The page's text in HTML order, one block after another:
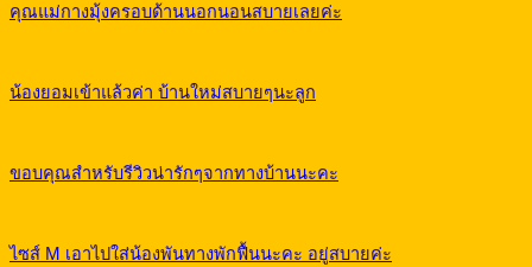
คุณแม่กางมุ้งครอบด้านนอกนอนสบายเลยค่ะ
น้องยอมเข้าแล้วค่า บ้านใหม่สบายๆนะลูก
ขอบคุณสำหรับรีวิวน่ารักๆจากทางบ้านนะคะ
ไซส์ M เอาไปใส่น้องพันทางพักฟื้นนะคะ อยู่สบายค่ะ